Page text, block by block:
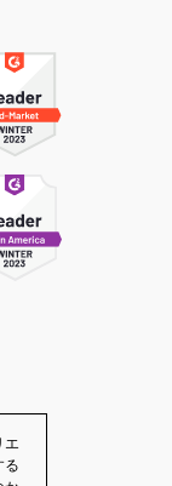
エ
る